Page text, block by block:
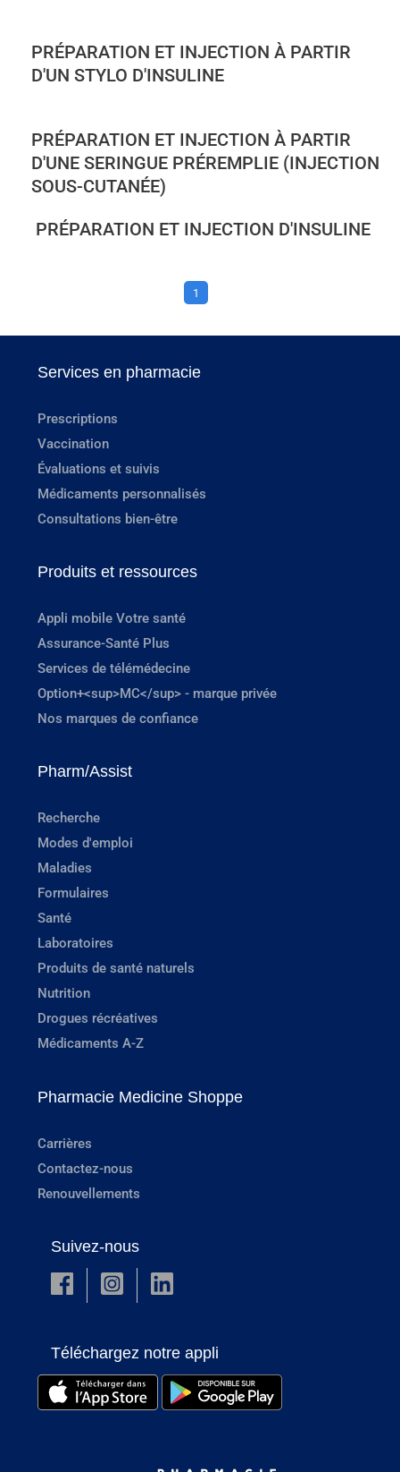
PRÉPARATION ET INJECTION À PARTIR
D'UN STYLO D'INSULINE
PRÉPARATION ET INJECTION À PARTIR
D'UNE SERINGUE PRÉREMPLIE (INJECTION
SOUS-CUTANÉE)
PRÉPARATION ET INJECTION D'INSULINE
1
Services en pharmacie
Prescriptions
Vaccination
Évaluations et suivis
Médicaments personnalisés
Consultations bien-être
Produits et ressources
Appli mobile Votre santé
Assurance-Santé Plus
Services de télémédecine
Option+<sup>MC</sup> - marque privée
Nos marques de confiance
Pharm/Assist
Recherche
Modes d'emploi
Maladies
Formulaires
Santé
Laboratoires
Produits de santé naturels
Nutrition
Drogues récréatives
Médicaments A-Z
Pharmacie Medicine Shoppe
Carrières
Contactez-nous
Renouvellements
Suivez-nous
Téléchargez notre appli